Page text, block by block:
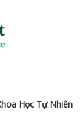
Học Tự Nhiên